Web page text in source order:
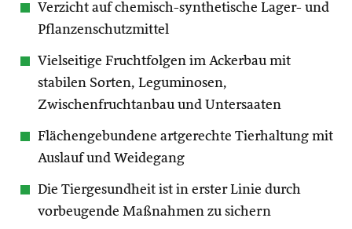
Verzicht auf chemisch-synthetische Lager- und
Pflanzenschutzmittel
Vielseitige Fruchtfolgen im Ackerbau mit
stabilen Sorten, Leguminosen,
Zwischenfruchtanbau und Untersaaten
Flächengebundene artgerechte Tierhaltung mit
Auslauf und Weidegang
Die Tiergesundheit ist in erster Linie durch
vorbeugende Maßnahmen zu sichern